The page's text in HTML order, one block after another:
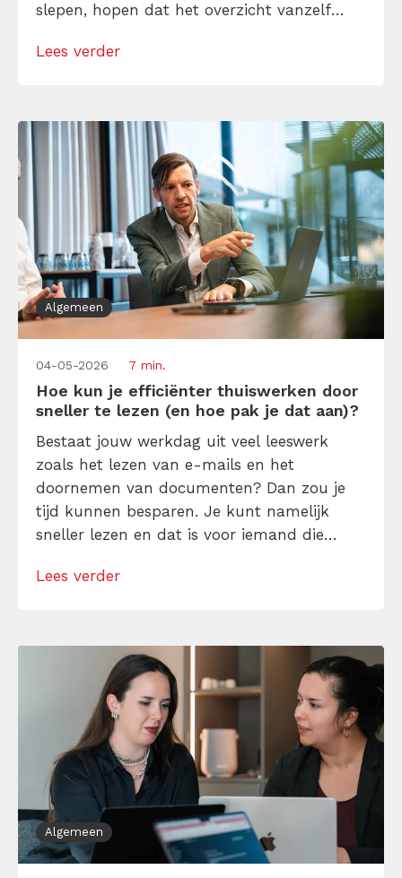
slepen, hopen dat het overzicht vanzelf
Overzicht ontstaat niet vanzelf, omdat
goed mee werkt, zodat jij weer bepaalt […]
Lees verder
Algemeen
04-05-2026 7 min.
Hoe kun je efficiënter thuiswerken door
sneller te lezen (en hoe pak je dat aan)?
Bestaat jouw werkdag uit veel leeswerk
zoals het lezen van e-mails en het
doornemen van documenten? Dan zou je
tijd kunnen besparen. Je kunt namelijk
sneller lezen en dat is voor iemand die
Thuis zijn er geen collega’s die
snelleestechnieken houd je […]
Lees verder
Algemeen